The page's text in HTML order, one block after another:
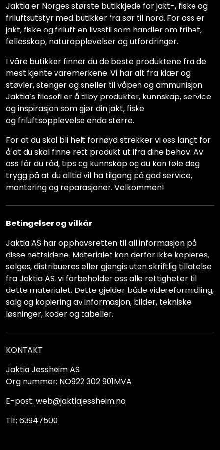
Jaktia er Norges største butikkjede for jakt-, fiske og
friluftsutstyr med butikker fra sør til nord. For oss er
jakt, fiske og friluft en livsstil som handler om frihet,
fellesskap, naturopplevelser og utfordringer.
I våre butikker finner du de beste produktene fra de
mest kjente varemerkene. Vi har alt fra klær og
støvler, stenger og sneller til våpen og ammunisjon.
Jaktia’s filosofi er å tilby produkter, kunnskap, service
og inspirasjon som gjør din jakt, fiske
og friluftsopplevelse enda større.
For at du skal bli helt fornøyd strekker vi oss langt for
å at du skal finne rett produkt ut ifra dine behov. Av
oss får du råd, tips og kunnskap og du kan føle deg
trygg på at du alltid vil ha tilgang på god service,
montering og reparasjoner. Velkommen!
Betingelser og vilkår
Jaktia AS har opphavsretten til all informasjon på
disse nettsidene. Materialet kan derfor ikke kopieres,
selges, distribueres eller gjengis uten skriftlig tillatelse
fra Jaktia AS, vi forbeholder oss alle rettigheter til
dette materialet. Dette gjelder både videreformidling,
salg og kopiering av informasjon, bilder, tekniske
løsninger, koder og tabeller.
KONTAKT
Jaktia Jessheim AS
Org nummer: NO922 302 901MVA
E-post: web@jaktiajessheim.no
Tlf: 63947500